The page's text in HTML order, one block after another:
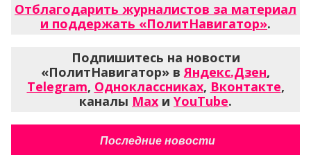
Отблагодарить журналистов за материал
и поддержать «ПолитНавигатор».
Подпишитесь на новости
«ПолитНавигатор» вЯндекс.Дзен,
Telegram, Одноклассниках, Вконтакте,
каналы Max и YouTube.
Последние новости